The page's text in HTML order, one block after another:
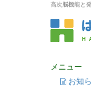
高次脳機能と
メニュー
お知